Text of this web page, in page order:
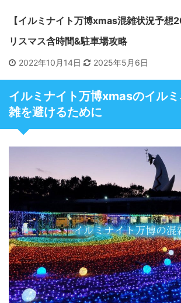
【イルミナイト万博xmas混雑状況予想
リスマス含時間&駐車場攻略
2022年10月14日 2025年5月6日
イルミナイト万博xmasのイル
雑を避けるために